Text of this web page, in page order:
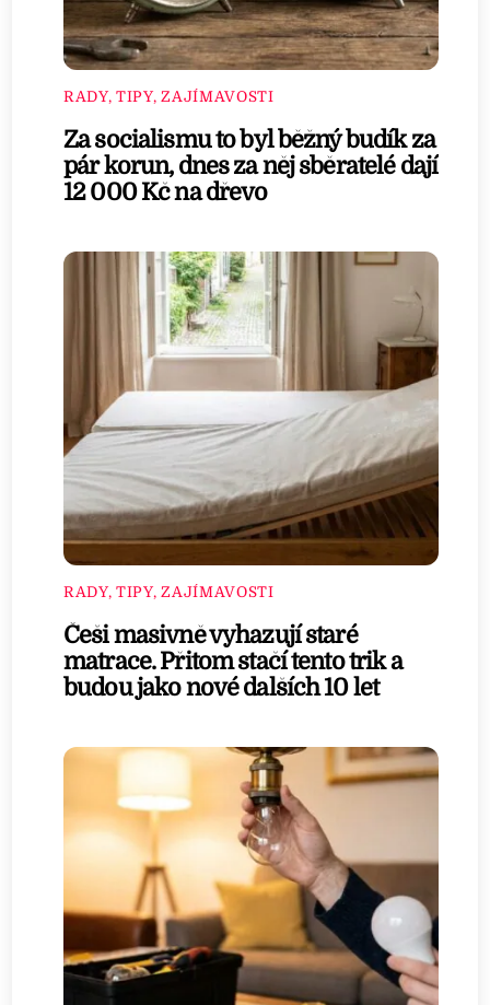
RADY, TIPY, ZAJÍMAVOSTI
Za socialismu to byl běžný budík za
pár korun, dnes za něj sběratelé dají
12 000 Kč na dřevo
RADY, TIPY, ZAJÍMAVOSTI
Češi masivně vyhazují staré
matrace. Přitom stačí tento trik a
budou jako nové dalších 10 let